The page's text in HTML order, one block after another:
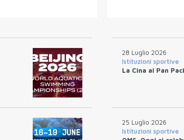
28 Luglio 2026
Istituzioni sportive
La Cina ai Pan
25 Luglio 2026
Istituzioni sportive